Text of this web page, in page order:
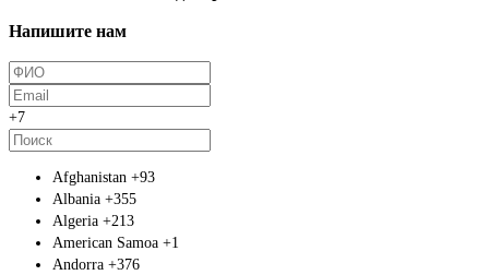
Напишите нам
+7
Afghanistan +93
Albania +355
Algeria +213
American Samoa +1
Andorra +376